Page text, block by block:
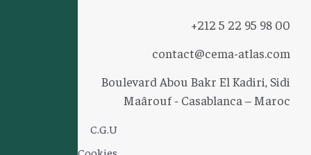
C.G.U
Cookies
+212 5 22 95 98 00
contact@cema-atlas.com
Boulevard Abou Bakr El Kadiri, Sidi
Maârouf - Casablanca – Maroc